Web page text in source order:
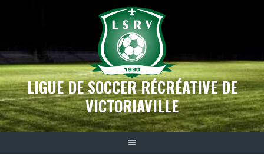
LIGUE DE SOCCER RÉCRÉATIVE DE
VICTORIAVILLE